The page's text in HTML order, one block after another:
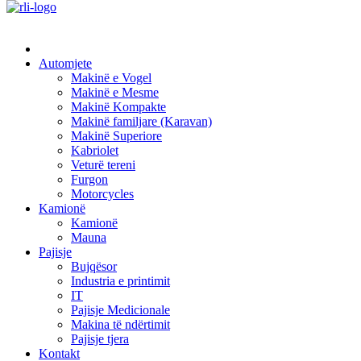
Automjete
Makinë e Vogel
Makinë e Mesme
Makinë Kompakte
Makinë familjare (Karavan)
Makinë Superiore
Kabriolet
Veturë tereni
Furgon
Motorcycles
Kamionë
Kamionë
Mauna
Pajisje
Bujqësor
Industria e printimit
IT
Pajisje Medicionale
Makina të ndërtimit
Pajisje tjera
Kontakt